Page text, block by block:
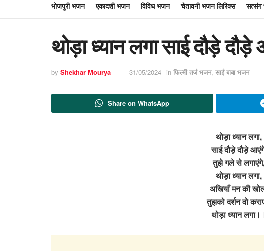
भोजपुरी भजन एकादशी भजन विविध भजन चेतावनी भजन लिरिक्स सत्संग
थोड़ा ध्यान लगा साई दौड़े
by Shekhar Mourya 31/05/2024 in फिल्मी तर्ज भजन, साईं बाबा भजन
Share on WhatsApp
थोड़ा ध्यान लगा,
साई दौड़े दौड़े
तुझे गले से
थोड़ा ध्यान लगा,
अखियाँ मन की
तुझको दर्शन वो
थोड़ा ध्यान